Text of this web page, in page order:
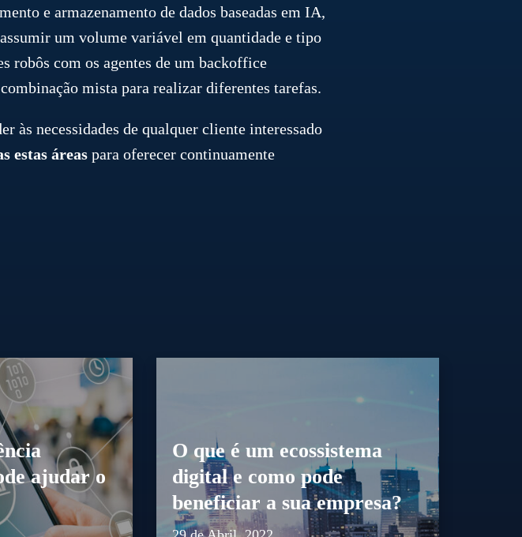
e armazenamento de dados baseadas em IA,
um volume variável em quantidade e tipo
robôs com os agentes de um backoffice
mista para realizar diferentes tarefas.
às necessidades de qualquer cliente interessado
estas áreas para oferecer continuamente
ajudar o
O que é um ecossistema
digital e como pode
beneficiar a sua empresa?